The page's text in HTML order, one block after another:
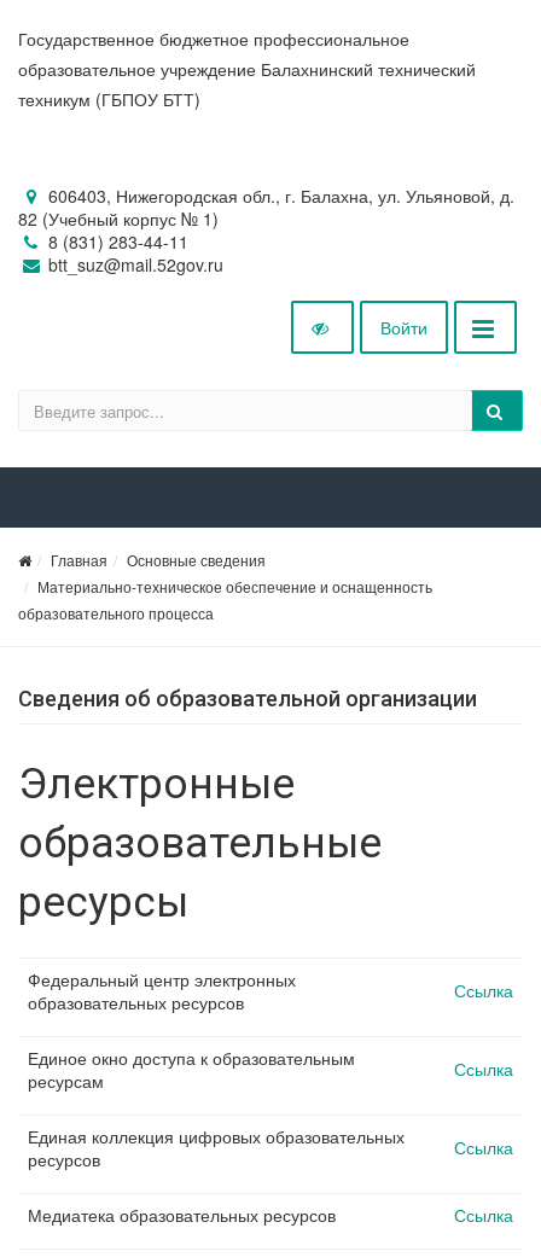
Государственное бюджетное профессиональное
образовательное учреждение Балахнинский технический
техникум (ГБПОУ БТТ)
606403, Нижегородская обл., г. Балахна, ул. Ульяновой, д.
82 (Учебный корпус № 1)
8 (831) 283-44-11
btt_suz@mail.52gov.ru
Войти
Главная
Основные сведения
Материально-техническое обеспечение и оснащенность
образовательного процесса
Сведения об образовательной организации
Электронные
образовательные
ресурсы
Федеральный центр электронных
образовательных ресурсов
Ссылка
Единое окно доступа к образовательным
ресурсам
Ссылка
Единая коллекция цифровых образовательных
ресурсов
Ссылка
Медиатека образовательных ресурсов Ссылка